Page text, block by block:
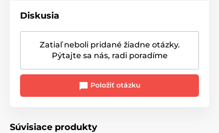
Diskusia
Zatiaľ neboli pridané žiadne otázky.
Pýtajte sa nás, radi poradíme
Položiť otázku
Súvisiace produkty